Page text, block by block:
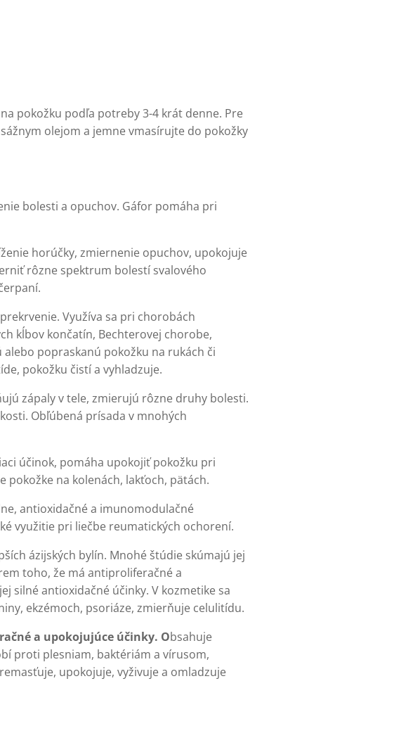
pokožku podľa potreby 3-4 krát denne. Pre
olejom a jemne vmasírujte do pokožky
bolesti a opuchov. Gáfor pomáha pri
horúčky, zmiernenie opuchov, upokojuje
rôzne spektrum bolestí svalového
Využíva sa pri chorobách
kĺbov končatín, Bechterovej chorobe,
popraskanú pokožku na rukách či
pokožku čistí a vyhladzuje.
zápaly v tele, zmierujú rôzne druhy bolesti.
Obľúbená prísada v mnohých
účinok, pomáha upokojiť pokožku pri
na kolenách, lakťoch, pätách.
antioxidačné a imunomodulačné
využitie pri liečbe reumatických ochorení.
ázijských bylín. Mnohé štúdie skúmajú jej
toho, že má antiproliferačné a
silné antioxidačné účinky. V kozmetike sa
ekzémoch, psoriáze, zmierňuje celulitídu.
a upokojujúce účinky. Obsahuje
proti plesniam, baktériám a vírusom,
upokojuje, vyživuje a omladzuje